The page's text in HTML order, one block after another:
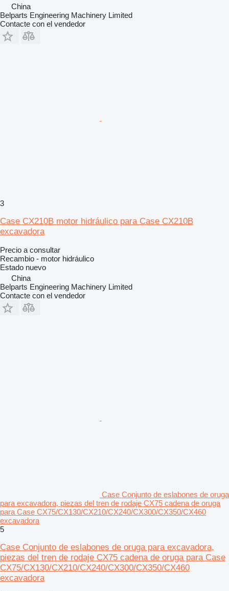
China
Belparts Engineering Machinery Limited
Contacte con el vendedor
3
Case CX210B motor hidráulico para Case CX210B
excavadora
Precio a consultar
Recambio - motor hidráulico
Estado nuevo
China
Belparts Engineering Machinery Limited
Contacte con el vendedor
Case Conjunto de eslabones de oruga
para excavadora, piezas del tren de rodaje CX75 cadena de oruga
para Case CX75/CX130/CX210/CX240/CX300/CX350/CX460
excavadora
5
Case Conjunto de eslabones de oruga para excavadora,
piezas del tren de rodaje CX75 cadena de oruga para Case
CX75/CX130/CX210/CX240/CX300/CX350/CX460
excavadora